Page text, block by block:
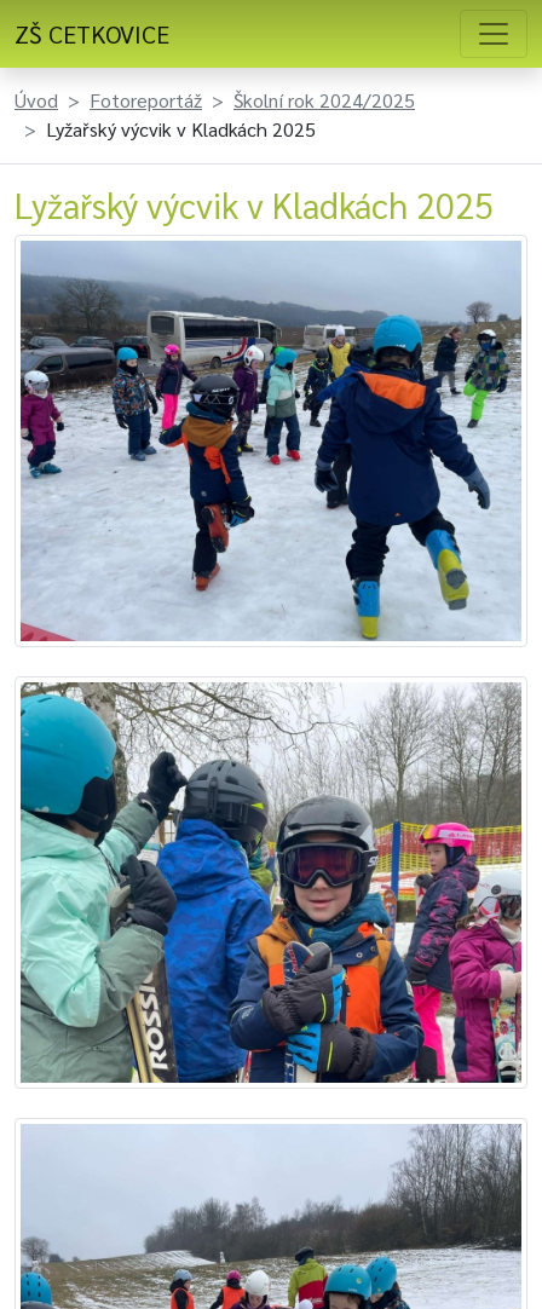
ZŠ CETKOVICE
Úvod Fotoreportáž
Školní rok 2024/2025
Lyžařský výcvik v Kladkách 2025
Lyžařský výcvik v Kladkách 2025